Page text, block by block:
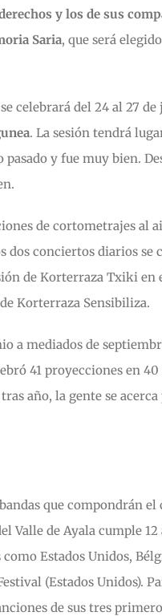
y los de sus
Saria, que será
celebrará del 24 al 27
. La sesión tendrá
y fue muy bien.
de cortometrajes al
conciertos diarios se
de Korterraza Txiki
Korterraza Sensibiliza.
a mediados de
41 proyecciones en
año, la gente se
que compondrán el
Valle de Ayala cumple
Estados Unidos,
(Estados Unidos).
de sus tres